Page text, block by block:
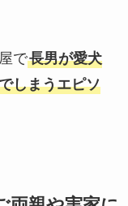
で長男が愛犬
しまうエピソ